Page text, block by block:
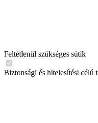
Feltétlenül szükséges sütik
Biztonsági és hitelesítési célú